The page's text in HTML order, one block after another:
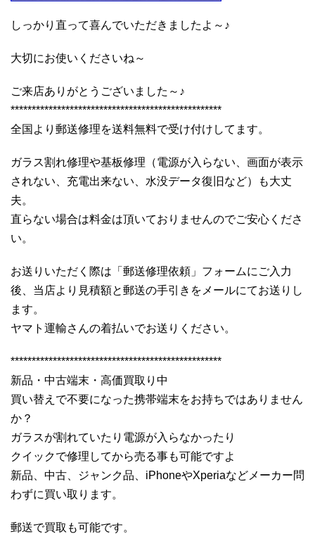
しっかり直って喜んでいただきましたよ～♪
大切にお使いくださいね～
ご来店ありがとうございました～♪
**************************************************
全国より郵送修理を送料無料で受け付けしてます。
ガラス割れ修理や基板修理（電源が入らない、画面が表示
されない、充電出来ない、水没データ復旧など）も大丈
夫。
直らない場合は料金は頂いておりませんのでご安心くださ
い。
お送りいただく際は「郵送修理依頼」フォームにご入力
後、当店より見積額と郵送の手引きをメールにてお送りし
ます。
ヤマト運輸さんの着払いでお送りください。
**************************************************
新品・中古端末・高価買取り中
買い替えで不要になった携帯端末をお持ちではありません
か？
ガラスが割れていたり電源が入らなかったり
クイックで修理してから売る事も可能ですよ
新品、中古、ジャンク品、iPhoneやXperiaなどメーカー問
わずに買い取ります。
郵送で買取も可能です。